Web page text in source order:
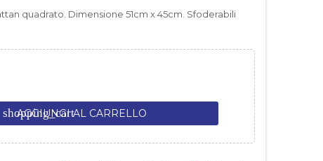
quadrato. Dimensione 51cm x 45cm. Sfoderabili
shopping_cart
AGGIUNGI AL CARRELLO